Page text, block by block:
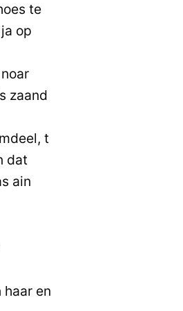
te
op
zaand
t
dat
ain
en